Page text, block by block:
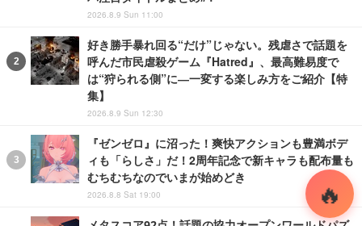
2026.8.9 Sun 11:00
好き勝手暴れ回る“だけ”じゃない。残虐さで話題を
呼んだ市民虐殺ゲーム『Hatred』、最高難易度で
は“狩られる側”に―一変する楽しみ方をご紹介【特
集】
2026.8.9 Sun 12:30
『ゼンゼロ』に沼った！爽快アクションも豊満ボデ
ィも「らしさ」だ！2周年記念で新キャラも配布量も
むちむちなのでいまが始めどき
2026.8.8 Sat 19:00